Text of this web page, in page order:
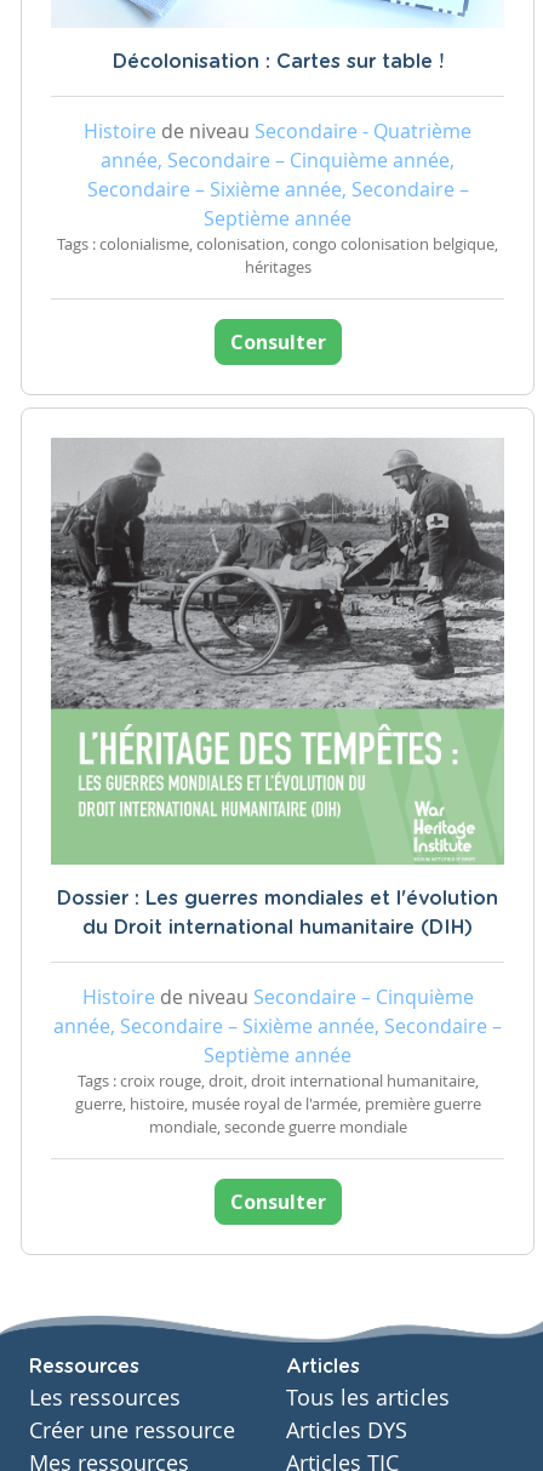
Décolonisation : Cartes sur table !
Histoire de niveau Secondaire - Quatrième
année, Secondaire – Cinquième année,
Secondaire – Sixième année, Secondaire –
Septième année
Tags : colonialisme, colonisation, congo colonisation belgique,
héritages
Consulter
Dossier : Les guerres mondiales et l'évolution
du Droit international humanitaire (DIH)
Histoire de niveau Secondaire – Cinquième
année, Secondaire – Sixième année, Secondaire –
Septième année
Tags : croix rouge, droit, droit international humanitaire,
guerre, histoire, musée royal de l'armée, première guerre
mondiale, seconde guerre mondiale
Consulter
Ressources
Les ressources
Créer une ressource
Mes ressources
Articles
Tous les articles
Articles DYS
Articles TIC